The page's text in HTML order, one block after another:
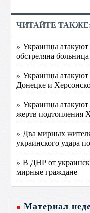
ЧИТАЙТЕ
» Украинцы
обстреляна больница
» Украинцы
Донецке и
» Украинцы
жертв подтопления
» Два мирных
украинского удара
» В ДНР от
мирные граждане
Материал